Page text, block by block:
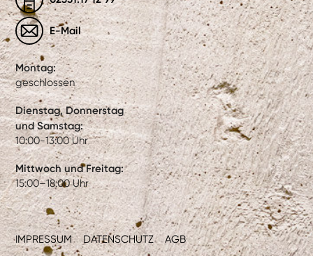
IMPRESSUM DATENSCHUTZ AGB
E-Mail
Montag:
geschlossen
Dienstag, Donnerstag
und Samstag:
10:00-13:00 Uhr
Mittwoch und Freitag:
15:00–18:00 Uhr